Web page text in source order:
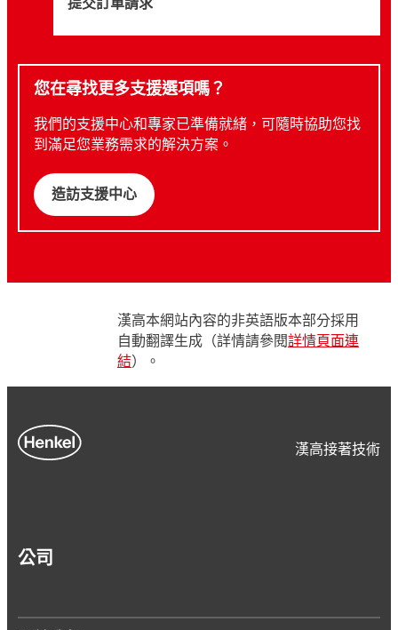
提交訂單請求
您在尋找更多支援選項嗎？
我們的支援中心和專家已準備就緒，可隨時協助您找
到滿足您業務需求的解決方案。
造訪支援中心
漢高本網站內容的非英語版本部分採用
自動翻譯生成（詳情請參閱詳情頁面連
結）。
漢高接著技術
公司